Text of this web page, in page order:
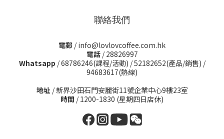
聯絡我們
電郵 / info@lovlovcoffee.com.hk
電話/ 28826997
Whatsapp /68786246(課程/活動) /52182652(產品/銷售) /
94683617(熱線)
地址 / 新界沙田石門安麗街11號企業中心9樓23室
時間 / 1200-1830 (星期四日店休)